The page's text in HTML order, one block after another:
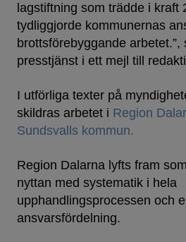
lagstiftning som trädde i kraft
tydliggjorde kommunernas
brottsförebyggande arbetet.”,
presstjänst i ett mejl till
I utförliga texter på
skildras arbetet i Region
Sundsvalls kommun.
Region Dalarna lyfts fram
nyttan med systematik i hela
upphandlingsprocessen och
ansvarsfördelning.